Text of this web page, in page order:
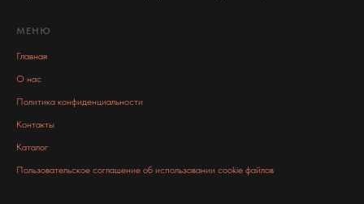
МЕНЮ
Главная
О нас
Политика конфиденциальности
Контакты
Каталог
Пользовательское соглашение об использовании cookie файлов